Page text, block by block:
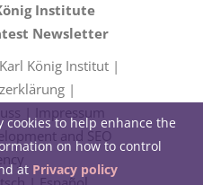
Institute
Newsletter
König Institut |
|
Impressum
and SEO
to help enhance the
on how to control
at Privacy policy